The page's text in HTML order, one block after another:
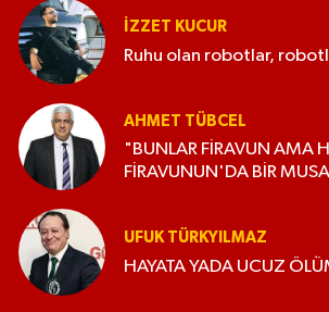
İZZET KUCUR
Ruhu olan robotlar,
AHMET TÜBCEL
"BUNLAR FİRAVUN AMA
FİRAVUNUN'DA BİR
UFUK TÜRKYILMAZ
HAYATA YADA UCUZ